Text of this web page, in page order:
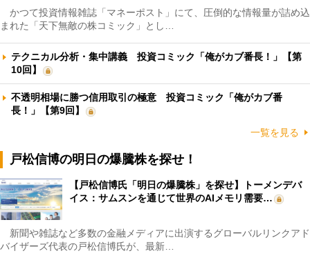
かつて投資情報雑誌「マネーポスト」にて、圧倒的な情報量が詰め込
まれた「天下無敵の株コミック」とし…
テクニカル分析・集中講義 投資コミック「俺がカブ番長！」【第
10回】
不透明相場に勝つ信用取引の極意 投資コミック「俺がカブ番
長！」【第9回】
一覧を見る
戸松信博の明日の爆騰株を探せ！
【戸松信博氏「明日の爆騰株」を探せ】トーメンデバ
イス：サムスンを通じて世界のAIメモリ需要…
新聞や雑誌など多数の金融メディアに出演するグローバルリンクアド
バイザーズ代表の戸松信博氏が、最新…